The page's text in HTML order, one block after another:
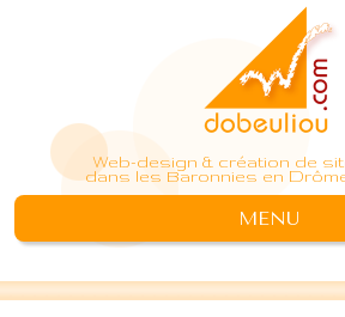
Web-design & création de
dans les Baronnies en
MENU